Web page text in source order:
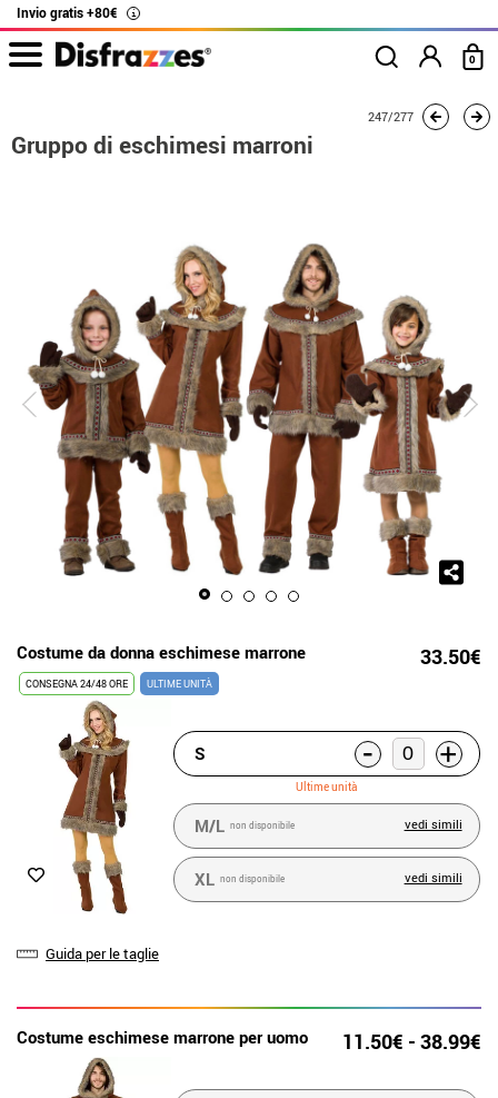
Invio gratis +80€ i
0
Gruppo di eschimesi marroni
247/277
Gruppo di eschimesi marroni
Costume da donna eschimese marrone 33.50€
CONSEGNA 24/48 ORE ULTIME UNITÀ
Guida per le taglie
S - +
Ultime unità
M/L non disponibile vedi simili
XL non disponibile vedi simili
Costume eschimese marrone per uomo 11.50€ - 38.99€